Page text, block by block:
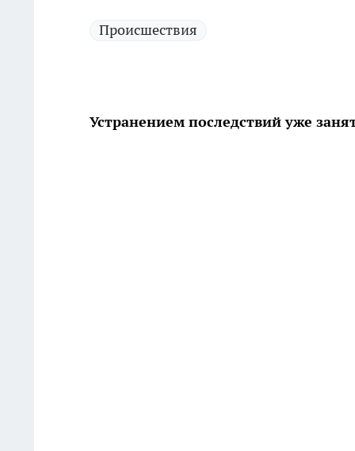
Происшествия
Устранением последствий уже